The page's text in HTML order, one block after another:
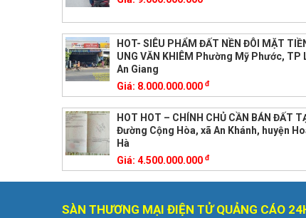
HOT- SIÊU PHẨM ĐẤT NỀN ĐÔI MẶT
UNG VĂN KHIÊM Phường Mỹ Phước, TP
An Giang
Giá: 8.000.000.000 đ
HOT HOT – CHÍNH CHỦ CẦN BÁN ĐẤT
Đường Cộng Hòa, xã An Khánh, huyện
Hà
Giá: 4.500.000.000 đ
SÀN THƯƠNG MẠI ĐIỆN TỬ QUẢNG CÁO